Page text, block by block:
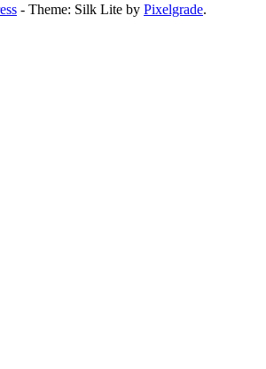
- Theme: Silk Lite by Pixelgrade.